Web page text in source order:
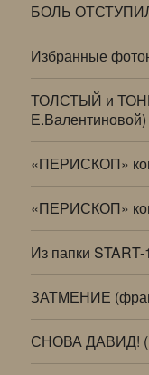
БОЛЬ
Избранные
ТОЛСТЫЙ и
Е.Валентиновой)
«ПЕРИСКОП»
«ПЕРИСКОП»
Из папки START-1
ЗАТМЕНИЕ
СНОВА ДАВИД!